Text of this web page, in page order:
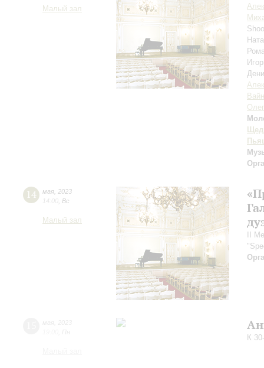
Малый зал
14 мая 2023
14:00 Вс
Малый зал
II
К